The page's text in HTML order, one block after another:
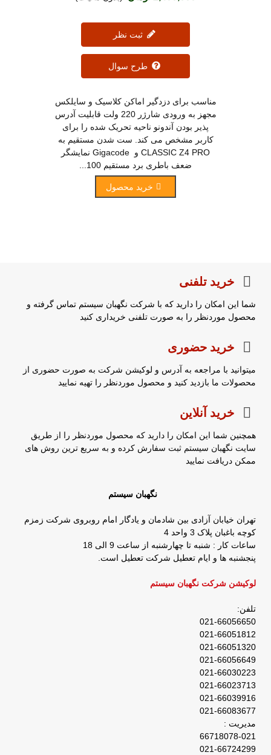
ثبت نظر
طرح سوال
مناسب برای دزدگیر اماکن کلاسیک و سایلکس
مجهز به ورودی شارژر 220 ولت قابلیت آدرس
پذیر بودن آندونو ناحیه تحریک شده را برای
کاربر مشخص می کند. ست شدن مستقیم به
CLASSIC Z4 PRO و Gigacode نمایشگر
ضعف باطری برد مستقیم 100...
خرید محصول
خرید تلفنی
شما این امکان را دارید که با شرکت نگهبان سیستم تماس گرفته و
محصول موردنظر را به صورت تلفنی خریداری کنید
خرید حضوری
میتوانید با مراجعه به آدرس و لوکیشن شرکت به صورت حضوری از
محصولات ما بازدید کنید و محصول موردنظر را تهیه نمایید
خرید آنلاین
همچنین شما این امکان را دارید که محصول موردنظر را از طریق
سایت نگهبان سیستم ثبت سفارش کرده و به سریع ترین روش های
ممکن دریافت نمایید
نگهبان سیستم
تهران خیابان آزادی بین شادمان و یادگار امام روبروی شرکت زمزم
کوچه باغبان پلاک 3 واحد 4
ساعات کار : شنبه تا چهارشنبه از ساعت 9 الی 18
پنجشنبه ها و ایام تعطیل شرکت تعطیل است.
لوکیشن شرکت نگهبان سیستم
تلفن:
021-66056650
021-66051812
021-66051320
021-66056649
021-66030223
021-66023713
021-66039916
021-66083677
مدیریت :
66718078-021
021-66724299